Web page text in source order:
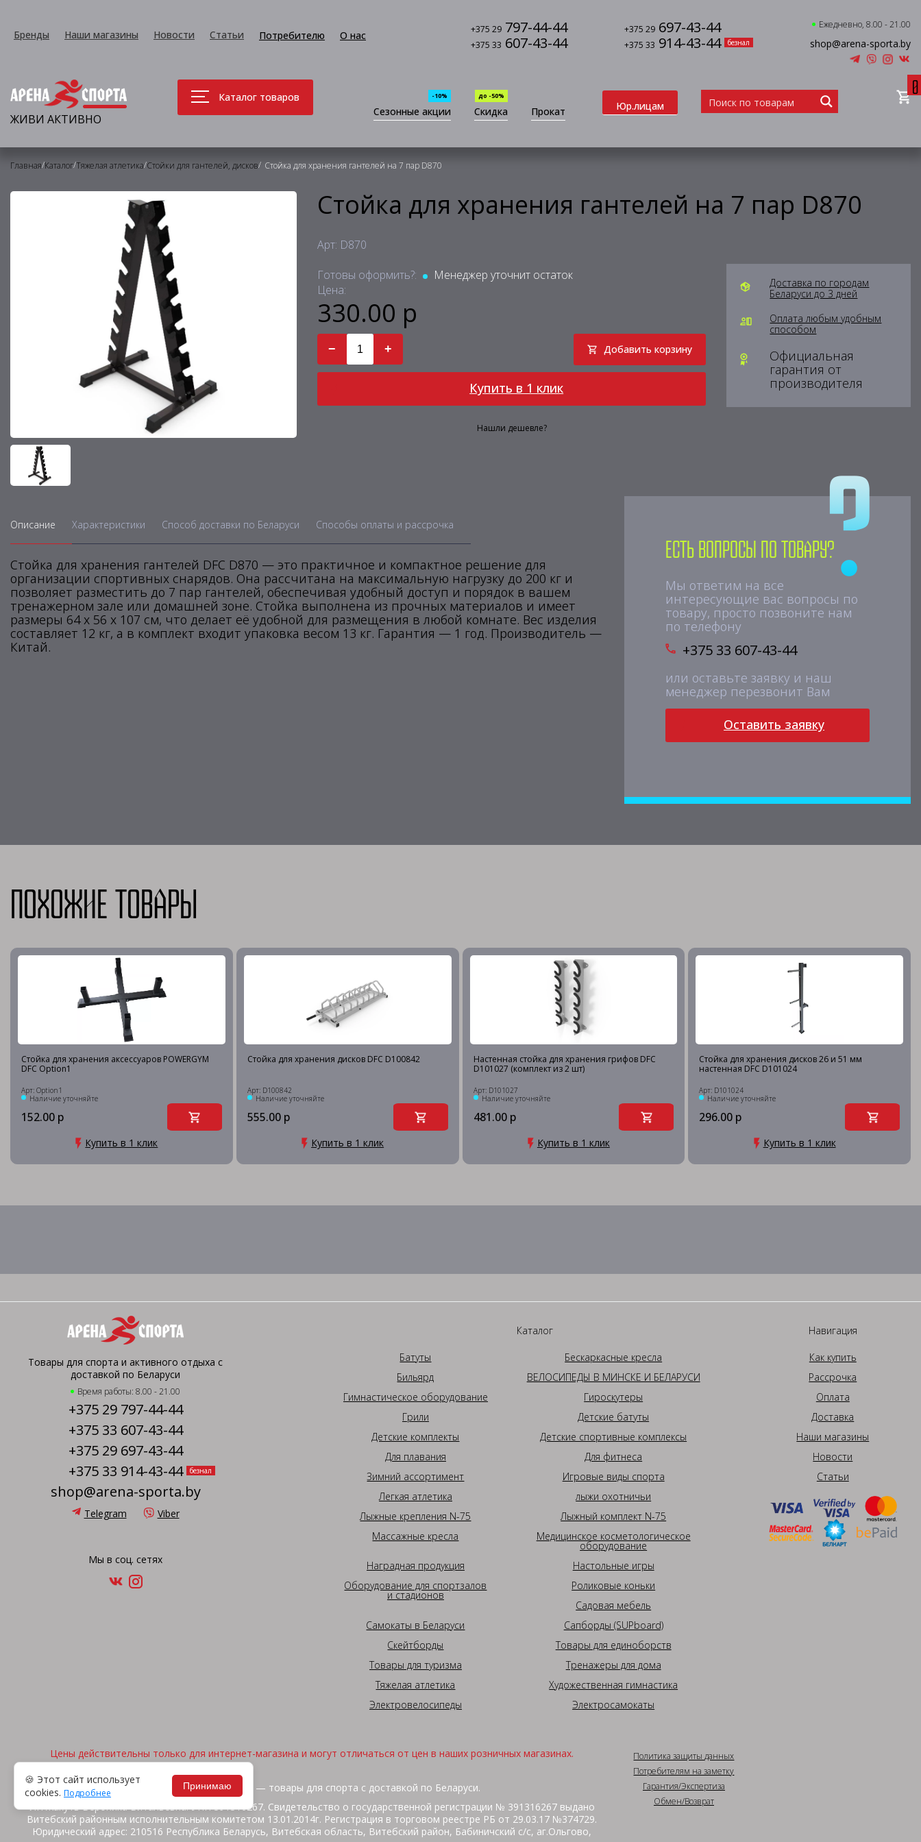
Бренды Наши магазины Новости Статьи Потребителю О нас +375 29 797-44-44 +375 29 697-43-44
+375 33 607-43-44 +375 33 914-43-44 безнал
Ежедневно, 8.00 - 21.00
shop@arena-sporta.by
ЖИВИ АКТИВНО
Каталог товаров
Сезонные акции
-10%
Скидка
до -50%
Прокат Юр.лицам
0
Главная/Каталог/Тяжелая атлетика/Стойки для гантелей, дисков/ Стойка для хранения гантелей на 7 пар D870
Стойка для хранения гантелей на 7 пар D870
Арт: D870
Готовы оформить?:
Менеджер уточнит остаток
Цена:
330.00 р
− + Добавить корзину
Купить в 1 клик
Нашли дешевле?
Доставка по городам
Беларуси до 3 дней
Оплата любым удобным
способом
Официальная
гарантия от
производителя
Описание Характеристики Способ доставки по Беларуси Способы оплаты и рассрочка
Стойка для хранения гантелей DFC D870 — это практичное и компактное решение для
организации спортивных снарядов. Она рассчитана на максимальную нагрузку до 200 кг и
позволяет разместить до 7 пар гантелей, обеспечивая удобный доступ и порядок в вашем
тренажерном зале или домашней зоне. Стойка выполнена из прочных материалов и имеет
размеры 64 х 56 х 107 см, что делает её удобной для размещения в любой комнате. Вес изделия
составляет 12 кг, а в комплект входит упаковка весом 13 кг. Гарантия — 1 год. Производитель —
Китай.
Есть вопросы по товару?
Мы ответим на все
интересующие вас вопросы по
товару, просто позвоните нам
по телефону
+375 33 607-43-44
или оставьте заявку и наш
менеджер перезвонит Вам
Оставить заявку
Похожие товары
Стойка для хранения аксессуаров POWERGYM
DFC Option1
Арт: Option1
Наличие уточняйте
152.00 р
Купить в 1 клик
Стойка для хранения дисков DFC D100842
Арт: D100842
Наличие уточняйте
555.00 р
Купить в 1 клик
Настенная стойка для хранения грифов DFC
D101027 (комплект из 2 шт)
Арт: D101027
Наличие уточняйте
481.00 р
Купить в 1 клик
Стойка для хранения дисков 26 и 51 мм
настенная DFC D101024
Арт: D101024
Наличие уточняйте
296.00 р
Купить в 1 клик
Товары для спорта и активного отдыха с
доставкой по Беларуси
Время работы: 8.00 - 21.00
+375 29 797-44-44
+375 33 607-43-44
+375 29 697-43-44
+375 33 914-43-44
безнал
shop@arena-sporta.by
Telegram Viber
Мы в соц. сетях
Каталог
Батуты
Бескаркасные кресла
Бильярд
ВЕЛОСИПЕДЫ В МИНСКЕ И БЕЛАРУСИ
Гимнастическое оборудование
Гироскутеры
Грили
Детские батуты
Детские комплекты
Детские спортивные комплексы
Для плавания
Для фитнеса
Зимний ассортимент
Игровые виды спорта
Легкая атлетика
лыжи охотничьи
Лыжные крепления N-75
Лыжный комплект N-75
Массажные кресла
Медицинское косметологическое
оборудование
Наградная продукция
Настольные игры
Оборудование для спортзалов
и стадионов
Роликовые коньки
Садовая мебель
Самокаты в Беларуси
Сапборды (SUPboard)
Скейтборды
Товары для единоборств
Товары для туризма
Тренажеры для дома
Тяжелая атлетика
Художественная гимнастика
Электровелосипеды
Электросамокаты
Навигация
Как купить
Рассрочка
Оплата
Доставка
Наши магазины
Новости
Статьи
Цены действительны только для интернет-магазина и могут отличаться от цен в наших розничных магазинах.
2026, © "Арена спорта" — товары для спорта с доставкой по Беларуси.
ИП Жакуть Вероника Витальевна. УНП 391316267. Свидетельство о государственной регистрации № 391316267 выдано
Витебский районным исполнительным комитетом 13.01.2014г. Регистрация в торговом реестре РБ от 29.03.17 №374729.
Юридический адрес: 210516 Республика Беларусь, Витебская область, Витебский район, Бабиничский с/с, аг.Ольгово,
Политика защиты данных
Потребителям на заметку
Гарантия/Экспертиза
Обмен/Возврат
🍪 Этот сайт использует
cookies. Подробнее
Принимаю